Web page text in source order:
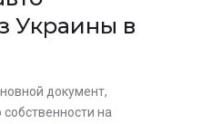
Украины в
документ,
на